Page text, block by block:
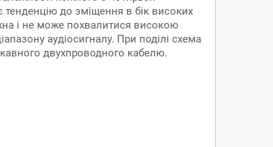
тенденцію до зміщення в бік високих
і не може похвалитися високою
аудіосигналу. При поділі схема
двухпроводного кабелю.